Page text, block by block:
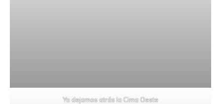
Ya dejamos atrás la Cima Oeste